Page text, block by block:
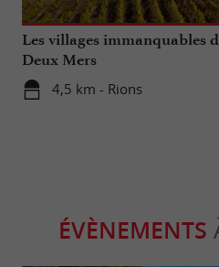
Les villages immanquables
Deux Mers
4,5 km - Rions
ÉVÈNEMENTS